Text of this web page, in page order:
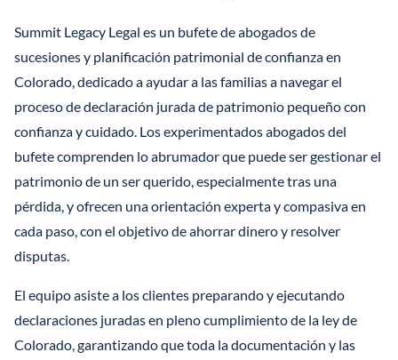
Summit Legacy Legal es un bufete de abogados de
sucesiones y planificación patrimonial de confianza en
Colorado, dedicado a ayudar a las familias a navegar el
proceso de declaración jurada de patrimonio pequeño con
confianza y cuidado. Los experimentados abogados del
bufete comprenden lo abrumador que puede ser gestionar el
patrimonio de un ser querido, especialmente tras una
pérdida, y ofrecen una orientación experta y compasiva en
cada paso, con el objetivo de ahorrar dinero y resolver
disputas.
El equipo asiste a los clientes preparando y ejecutando
declaraciones juradas en pleno cumplimiento de la ley de
Colorado, garantizando que toda la documentación y las